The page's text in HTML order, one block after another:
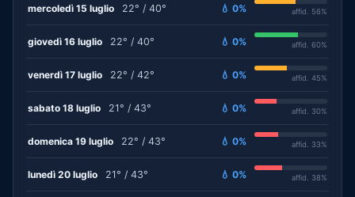
mercoledì 15 luglio 22° / 40° 💧 0% affid. 56%
giovedì 16 luglio 22° / 40° 💧 0% affid. 60%
venerdì 17 luglio 22° / 42° 💧 0% affid. 45%
sabato 18 luglio 21° / 43° 💧 0% affid. 30%
domenica 19 luglio 22° / 43° 💧 0% affid. 33%
lunedì 20 luglio 21° / 43° 💧 0% affid. 38%